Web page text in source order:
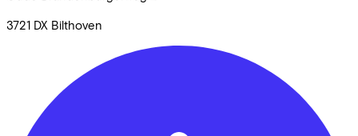
3721 DX Bilthoven